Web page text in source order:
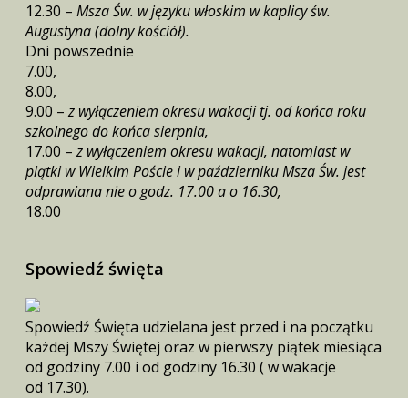
12.30 – Msza Św. w języku włoskim w kaplicy św.
Augustyna (dolny kościół).
Dni powszednie
7.00,
8.00,
9.00 –z wyłączeniem okresu wakacji tj. od końca roku
szkolnego do końca sierpnia,
17.00 –z wyłączeniem okresu wakacji, natomiast w
piątki w Wielkim Poście i w październiku Msza Św. jest
odprawiana nie o godz. 17.00 a o 16.30,
18.00
Spowiedź święta
Spowiedź Święta udzielana jest przed i na początku
każdej Mszy Świętej oraz w pierwszy piątek miesiąca
od godziny 7.00 i od godziny 16.30 ( w wakacje
od 17.30).